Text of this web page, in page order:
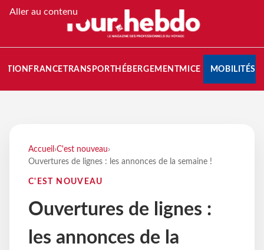
Aller au contenu
FRANCETRANSPORT HÉBERGEMENTMICE MOBILITÉS
Accueil ›C'est nouveau›
Ouvertures de lignes : les annonces de la semaine !
C'EST NOUVEAU
Ouvertures de lignes :
les annonces de la